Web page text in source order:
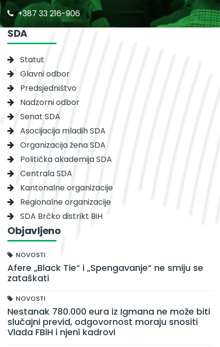
+387 33 216-906
SDA
Statut
Glavni odbor
Predsjedništvo
Nadzorni odbor
Senat SDA
Asocijacija mladih SDA
Organizacija žena SDA
Politička akademija SDA
Centrala SDA
Kantonalne organizacije
Regionalne organizacije
SDA Brčko distrikt BiH
Objavljeno
NOVOSTI
Afere „Black Tie“ i „Spengavanje“ ne smiju se
zataškati
NOVOSTI
Nestanak 780.000 eura iz Igmana ne može biti
slučajni previd, odgovornost moraju snositi
Vlada FBiH i njeni kadrovi